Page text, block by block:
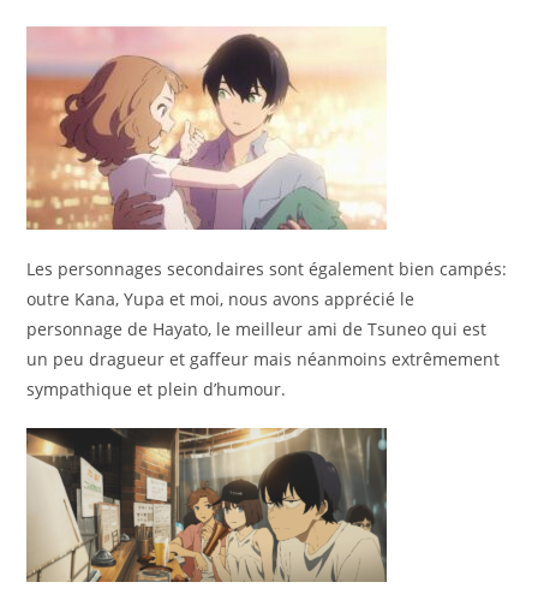
Les personnages secondaires sont également bien campés:
outre Kana, Yupa et moi, nous avons apprécié le
personnage de Hayato, le meilleur ami de Tsuneo qui est
un peu dragueur et gaffeur mais néanmoins extrêmement
sympathique et plein d’humour.